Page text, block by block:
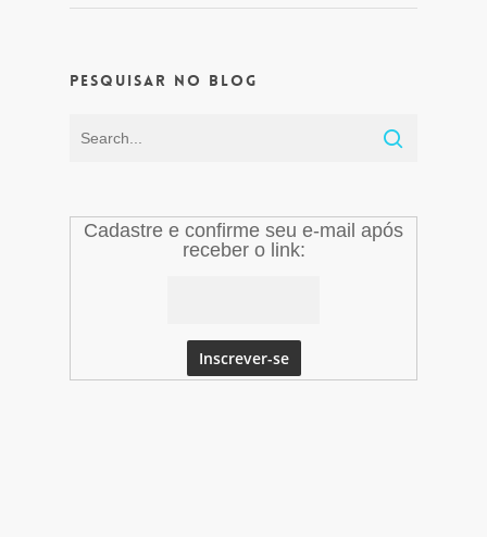
Pesquisar no Blog
Cadastre e confirme seu e-mail após
receber o link: